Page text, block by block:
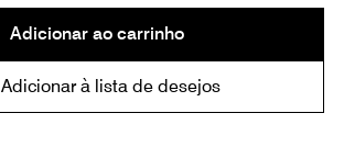
Adicionar ao carrinho
Adicionar à lista de desejos